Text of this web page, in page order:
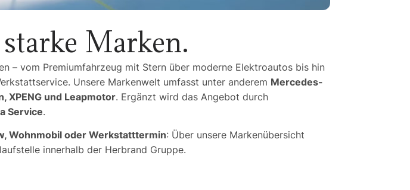
Marken.
– vom Premiumfahrzeug mit Stern über moderne Elektroautos bis hin
Unsere Markenwelt umfasst unter anderem Mercedes-
XPENG und Leapmotor. Ergänzt wird das Angebot durch
Service.
Wohnmobil oder Werkstatttermin: Über unsere Markenübersicht
innerhalb der Herbrand Gruppe.